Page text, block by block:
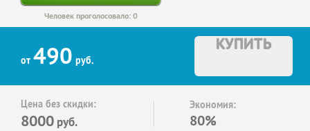
Человек проголосовало: 0
от 490 руб.
КУПИТЬ
Цена без скидки:
8000 руб.
Экономия:
80%